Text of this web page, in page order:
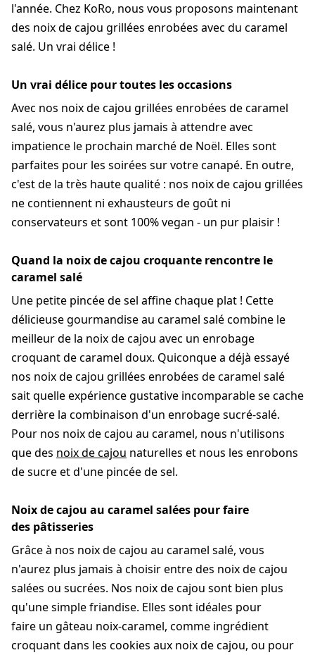
l'année. Chez KoRo, nous vous proposons maintenant
des noix de cajou grillées enrobées avec du caramel
salé. Un vrai délice !
Un vrai délice pour toutes les occasions
Avec nos noix de cajou grillées enrobées de caramel
salé, vous n'aurez plus jamais à attendre avec
impatience le prochain marché de Noël. Elles sont
parfaites pour les soirées sur votre canapé. En outre,
c'est de la très haute qualité : nos noix de cajou grillées
ne contiennent ni exhausteurs de goût ni
conservateurs et sont 100% vegan - un pur plaisir !
Quand la noix de cajou croquante rencontre le
caramel salé
Une petite pincée de sel affine chaque plat ! Cette
délicieuse gourmandise au caramel salé combine le
meilleur de la noix de cajou avec un enrobage
croquant de caramel doux. Quiconque a déjà essayé
nos noix de cajou grillées enrobées de caramel salé
sait quelle expérience gustative incomparable se cache
derrière la combinaison d'un enrobage sucré-salé.
Pour nos noix de cajou au caramel, nous n'utilisons
que des noix de cajou naturelles et nous les enrobons
de sucre et d'une pincée de sel.
Noix de cajou au caramel salées pour faire
des pâtisseries
Grâce à nos noix de cajou au caramel salé, vous
n'aurez plus jamais à choisir entre des noix de cajou
salées ou sucrées. Nos noix de cajou sont bien plus
qu'une simple friandise. Elles sont idéales pour
faire un gâteau noix-caramel, comme ingrédient
croquant dans les cookies aux noix de cajou, ou pour